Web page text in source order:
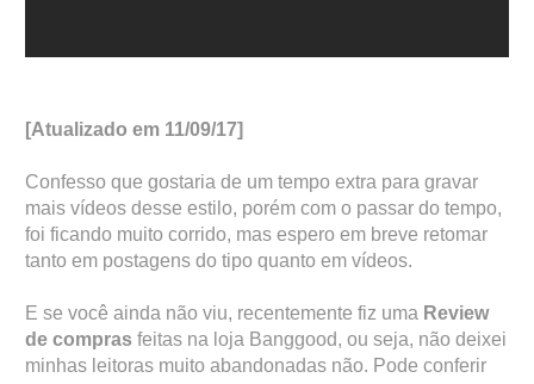
[Atualizado em 11/09/17]
Confesso que gostaria de um tempo extra para gravar
mais vídeos desse estilo, porém com o passar do tempo,
foi ficando muito corrido, mas espero em breve retomar
tanto em postagens do tipo quanto em vídeos.
E se você ainda não viu, recentemente fiz uma Review
de compras feitas na loja Banggood, ou seja, não deixei
minhas leitoras muito abandonadas não. Pode conferir